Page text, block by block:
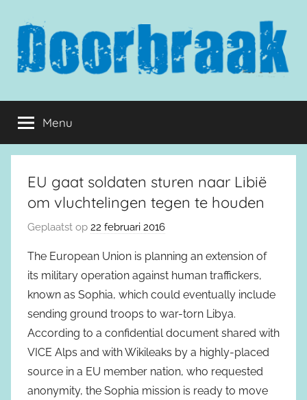
inhoud
springen
Doorbraak.eu
Menu
EU gaat soldaten sturen naar Libië
om vluchtelingen tegen te houden
Geplaatst op 22 februari 2016
The European Union is planning an extension of
its military operation against human traffickers,
known as Sophia, which could eventually include
sending ground troops to war-torn Libya.
According to a confidential document shared with
VICE Alps and with Wikileaks by a highly-placed
source in a EU member nation, who requested
anonymity, the Sophia mission is ready to move